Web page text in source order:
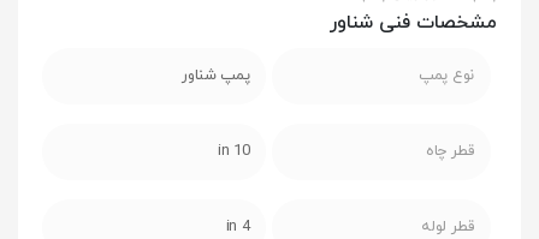
مشخصات فنی شناور
نوع پمپ پمپ شناور
قطر چاه 10 in
قطر لوله 4 in